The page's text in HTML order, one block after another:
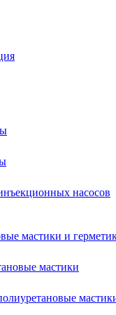
насосов
мастики и
мастики